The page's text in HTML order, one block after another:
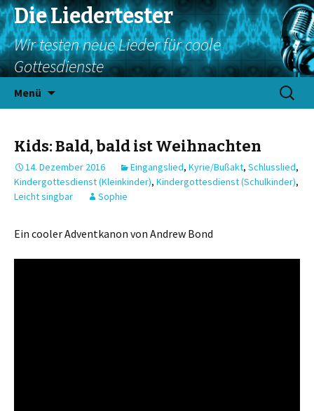
Die Liedertester
Wir testen neue Lieder für coole
Gottesdienste
Menü
Suchen
nach:
Kids: Bald, bald ist Weihnachten
14. Dezember 2016 Eingangslied, Kyrie/Bußakt, Schlusslied,
Kindergottesdienst (Kleinkinder), Kindergottesdienst (Schulkinder),
Leicht singbar
Sophie
Ein cooler Adventkanon von Andrew Bond